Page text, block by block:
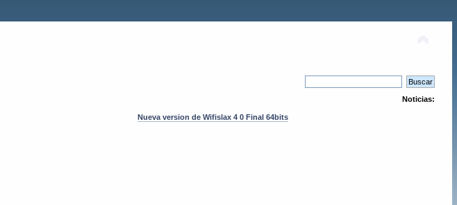
Noticias:
Nueva version de Wifislax 4 0 Final 64bits